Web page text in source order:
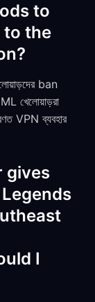
to
to the
ban
খেলোয়াড়রা
VPN ব্যবহার
gives
I